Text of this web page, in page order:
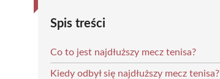
Spis treści
Co to jest najdłuższy mecz tenisa?
Kiedy odbył się najdłuższy mecz tenisa?